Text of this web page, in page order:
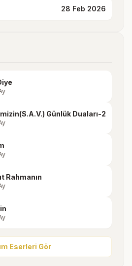
28 Feb 2026
Günlük Duaları-2
Rahmanın
Eserleri Gör